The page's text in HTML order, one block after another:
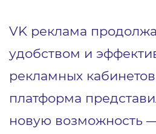
VK реклама
удобством и
рекламных
платформа
новую возможность